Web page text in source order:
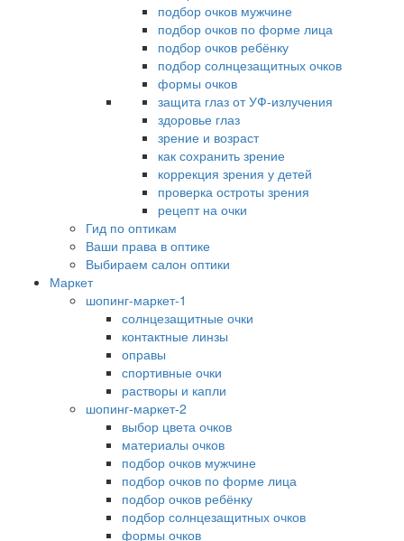
подбор очков мужчине
подбор очков по форме лица
подбор очков ребёнку
подбор солнцезащитных очков
формы очков
защита глаз от УФ-излучения
здоровье глаз
зрение и возраст
как сохранить зрение
коррекция зрения у детей
проверка остроты зрения
рецепт на очки
Гид по оптикам
Ваши права в оптике
Выбираем салон оптики
Маркет
шопинг-маркет-1
солнцезащитные очки
контактные линзы
оправы
спортивные очки
растворы и капли
шопинг-маркет-2
выбор цвета очков
материалы очков
подбор очков мужчине
подбор очков по форме лица
подбор очков ребёнку
подбор солнцезащитных очков
формы очков